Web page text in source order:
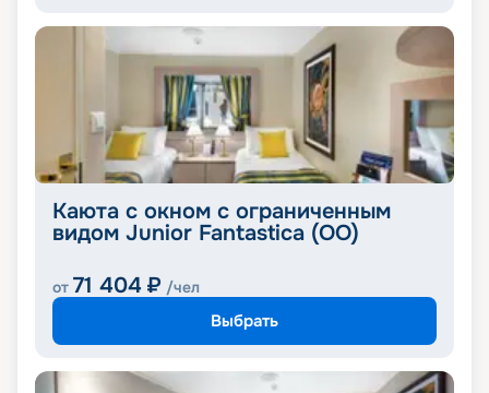
Каюта с окном с ограниченным
видом Junior Fantastica (OO)
от 71 404 ₽ /чел
Выбрать